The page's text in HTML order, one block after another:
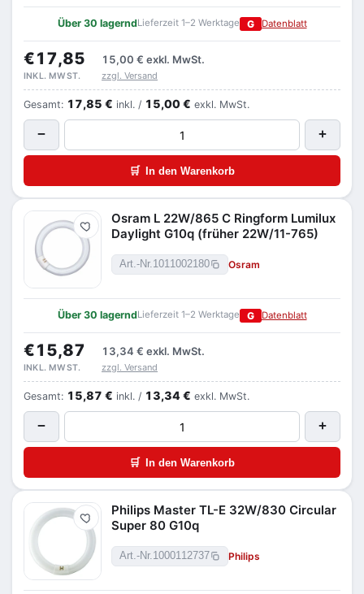
Über 30 lagerndLieferzeit 1–2 Werktage G Datenblatt
€17,85 15,00 € exkl. MwSt.
INKL. MWST. zzgl. Versand
Gesamt: 17,85 € inkl. / 15,00 € exkl. MwSt.
− +
🛒 In den Warenkorb
Merken
Osram L 22W/865 C Ringform Lumilux
Daylight G10q (früher 22W/11-765)
Art.-Nr.1011002180 Osram
Über 30 lagerndLieferzeit 1–2 Werktage G Datenblatt
€15,87 13,34 € exkl. MwSt.
INKL. MWST. zzgl. Versand
Gesamt: 15,87 € inkl. / 13,34 € exkl. MwSt.
− +
🛒 In den Warenkorb
Merken
Philips Master TL-E 32W/830 Circular
Super 80 G10q
Art.-Nr.1000112737 Philips